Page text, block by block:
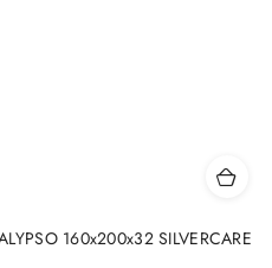
160x200x32 SILVERCARE